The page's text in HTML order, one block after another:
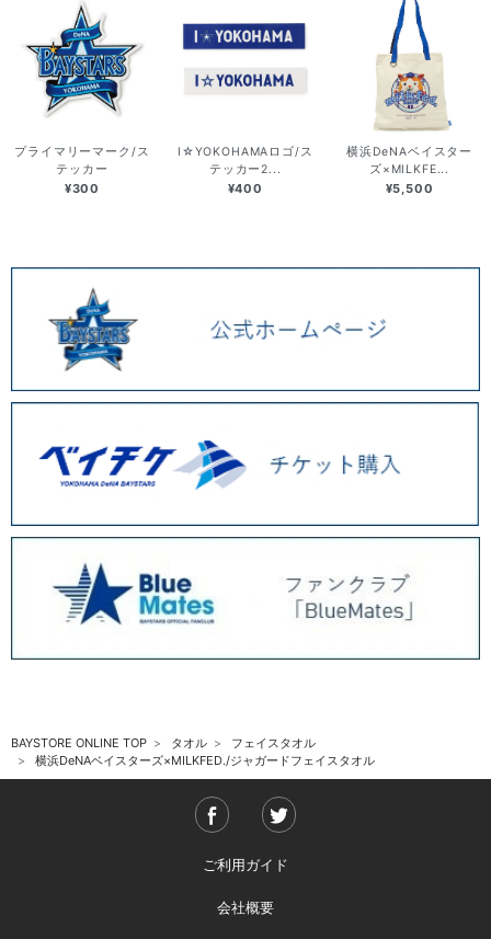
プライマリーマーク/ス
テッカー
¥300
I☆YOKOHAMAロゴ/ス
テッカー2...
¥400
横浜DeNAベイスター
ズ×MILKFE...
¥5,500
BAYSTORE ONLINE TOP タオル
フェイスタオル
横浜DeNAベイスターズ×MILKFED./ジャガードフェイスタオル
ご利用ガイド
会社概要